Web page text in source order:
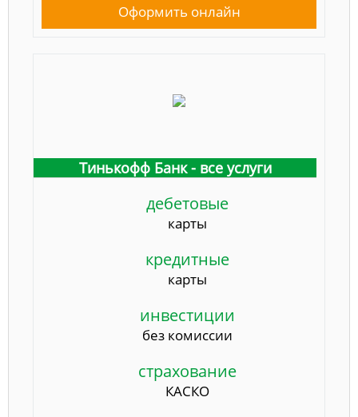
Оформить онлайн
Тинькофф Банк - все услуги
дебетовые
карты
кредитные
карты
инвестиции
без комиссии
страхование
КАСКО